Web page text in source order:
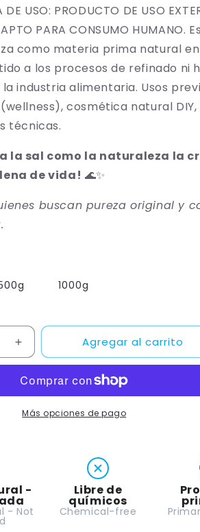
DE USO: PRODUCTO DE USO
PARA CONSUMO HUMANO.
como materia prima natural
a los procesos de refinado ni
industria alimentaria. Usos
cosmética natural
técnicas.
la sal como la naturaleza la
de vida! 🌊✨
buscan pureza original y
1000g
Aumentar
cantidad
para
Mar
NI
adulterar
Agregar al carrito
Más opciones de pago
-
- Not
Libre de
químicos
Chemical-free